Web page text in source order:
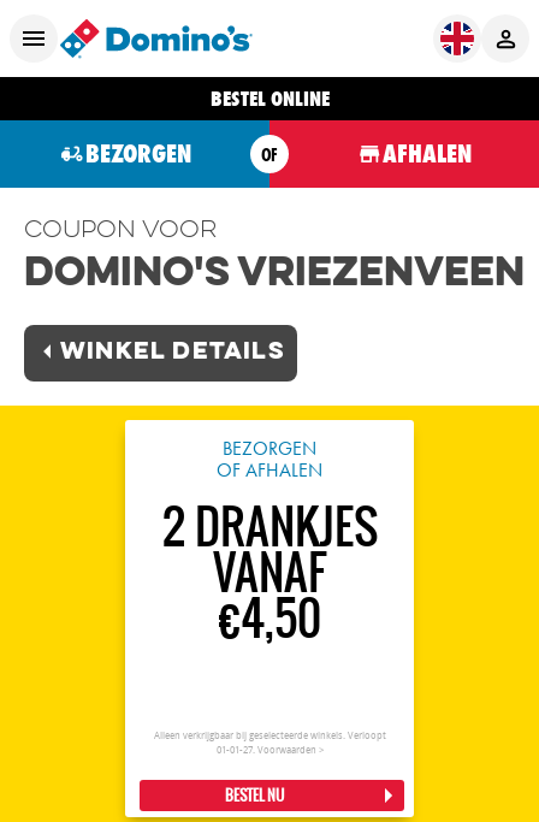
BESTEL ONLINE
BEZORGEN OF AFHALEN
Coupon voor
Domino's Vriezenveen
Winkel Details
BEZORGEN
OF AFHALEN
2 DRANKJES
VANAF
€4,50
Alleen verkrijgbaar bij geselecteerde winkels. Verloopt
01-01-27. Voorwaarden >
BESTEL NU